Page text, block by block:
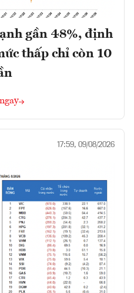
gần 48%, định
thấp chỉ còn 10
17:59, 09/08/2026